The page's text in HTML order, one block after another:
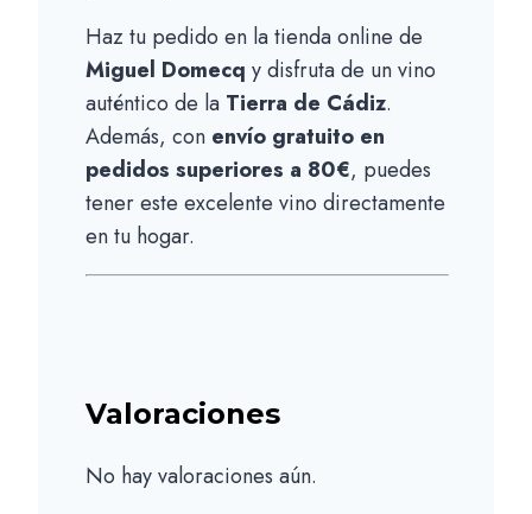
Haz tu pedido en la tienda online de
Miguel Domecq y disfruta de un vino
auténtico de la Tierra de Cádiz.
Además, con envío gratuito en
pedidos superiores a 80€, puedes
tener este excelente vino directamente
en tu hogar.
Valoraciones
No hay valoraciones aún.